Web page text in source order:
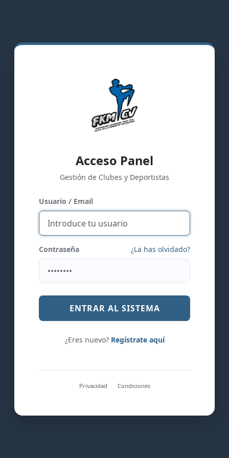
Acceso Panel
Gestión de Clubes y Deportistas
Usuario / Email
Contraseña ¿La has olvidado?
ENTRAR AL SISTEMA
¿Eres nuevo? Regístrate aquí
Privacidad Condiciones